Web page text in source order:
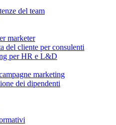
del team
marketer
del cliente per consulenti
per HR e L&D
marketing
dei dipendenti